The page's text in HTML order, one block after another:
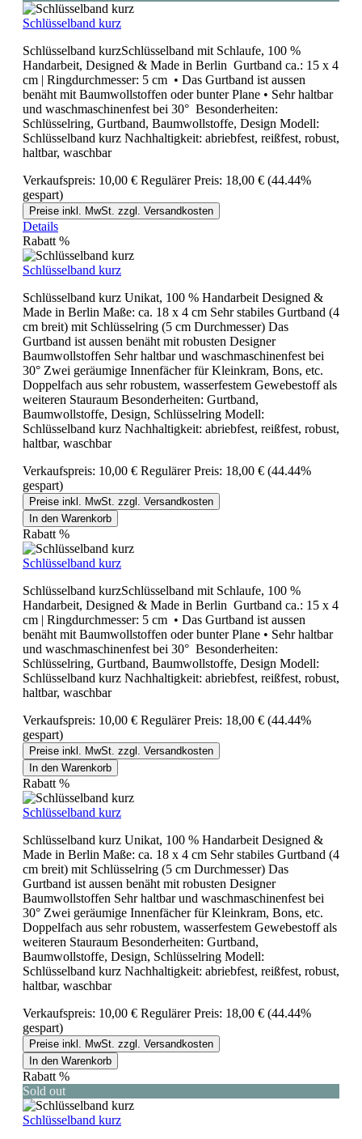
Schlüsselband kurz
Schlüsselband kurzSchlüsselband mit Schlaufe, 100 %
Handarbeit, Designed & Made in Berlin Gurtband ca.: 15 x 4
cm | Ringdurchmesser: 5 cm • Das Gurtband ist aussen
benäht mit Baumwollstoffen oder bunter Plane • Sehr haltbar
und waschmaschinenfest bei 30° Besonderheiten:
Schlüsselring, Gurtband, Baumwollstoffe, Design Modell:
Schlüsselband kurz Nachhaltigkeit: abriebfest, reißfest, robust,
haltbar, waschbar
Verkaufspreis: 10,00 € Regulärer Preis: 18,00 € (44.44%
gespart)
Preise inkl. MwSt. zzgl. Versandkosten
Details
Rabatt %
Schlüsselband kurz
Schlüsselband kurz Unikat, 100 % Handarbeit Designed &
Made in Berlin Maße: ca. 18 x 4 cm Sehr stabiles Gurtband (4
cm breit) mit Schlüsselring (5 cm Durchmesser) Das
Gurtband ist aussen benäht mit robusten Designer
Baumwollstoffen Sehr haltbar und waschmaschinenfest bei
30° Zwei geräumige Innenfächer für Kleinkram, Bons, etc.
Doppelfach aus sehr robustem, wasserfestem Gewebestoff als
weiteren Stauraum Besonderheiten: Gurtband,
Baumwollstoffe, Design, Schlüsselring Modell:
Schlüsselband kurz Nachhaltigkeit: abriebfest, reißfest, robust,
haltbar, waschbar
Verkaufspreis: 10,00 € Regulärer Preis: 18,00 € (44.44%
gespart)
Preise inkl. MwSt. zzgl. Versandkosten
In den Warenkorb
Rabatt %
Schlüsselband kurz
Schlüsselband kurzSchlüsselband mit Schlaufe, 100 %
Handarbeit, Designed & Made in Berlin Gurtband ca.: 15 x 4
cm | Ringdurchmesser: 5 cm • Das Gurtband ist aussen
benäht mit Baumwollstoffen oder bunter Plane • Sehr haltbar
und waschmaschinenfest bei 30° Besonderheiten:
Schlüsselring, Gurtband, Baumwollstoffe, Design Modell:
Schlüsselband kurz Nachhaltigkeit: abriebfest, reißfest, robust,
haltbar, waschbar
Verkaufspreis: 10,00 € Regulärer Preis: 18,00 € (44.44%
gespart)
Preise inkl. MwSt. zzgl. Versandkosten
In den Warenkorb
Rabatt %
Schlüsselband kurz
Schlüsselband kurz Unikat, 100 % Handarbeit Designed &
Made in Berlin Maße: ca. 18 x 4 cm Sehr stabiles Gurtband (4
cm breit) mit Schlüsselring (5 cm Durchmesser) Das
Gurtband ist aussen benäht mit robusten Designer
Baumwollstoffen Sehr haltbar und waschmaschinenfest bei
30° Zwei geräumige Innenfächer für Kleinkram, Bons, etc.
Doppelfach aus sehr robustem, wasserfestem Gewebestoff als
weiteren Stauraum Besonderheiten: Gurtband,
Baumwollstoffe, Design, Schlüsselring Modell:
Schlüsselband kurz Nachhaltigkeit: abriebfest, reißfest, robust,
haltbar, waschbar
Verkaufspreis: 10,00 € Regulärer Preis: 18,00 € (44.44%
gespart)
Preise inkl. MwSt. zzgl. Versandkosten
In den Warenkorb
Rabatt %
Sold out
Schlüsselband kurz